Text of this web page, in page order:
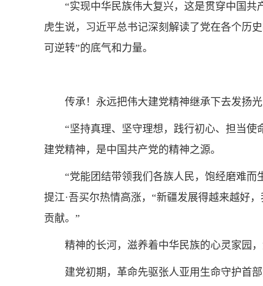
“实现中华民族伟大复兴，这是贯穿中国
虎生说，习近平总书记深刻解读了党在各个历
可逆转”的底气和力量。
传承！永远把伟大建党精神继承下去发扬
“坚持真理、坚守理想，践行初心、担当
建党精神，是中国共产党的精神之源。
“党能团结带领我们各族人民，饱经磨难而
提江·吾买尔热情高涨，“新疆发展得越来越好
贡献。”
精神的长河，滋养着中华民族的心灵家园
建党初期，革命先驱张人亚用生命守护首